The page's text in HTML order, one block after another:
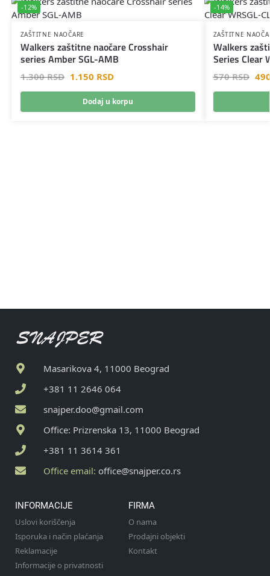
-12%
ZAŠTITNE NAOČARE
Walkers zaštitne naočare Crosshair
series Amber SGL-AMB
1.300RSD 1.150 RSD
Dodaj u korpu
-14%
ZAŠTITNE
Walkers
Series Clear
570RSD
Masarikova 4, 11000 Beograd
+381 11 2646 064
snajper.doo@gmail.com
Office: Prizrenska 13, 11000 Beograd
+381 11 3614 361
Office email: office@snajper.co.rs
INFORMACIJE
Uslovi koriščenja
Isporuka i način plaćanja
Reklamacije
Informacije o privatnosti
FIRMA
O nama
Prodajni objekti
Kontakt